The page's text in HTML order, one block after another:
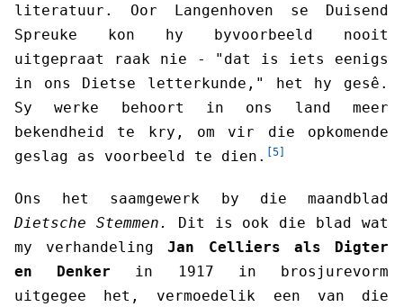
literatuur. Oor Langenhoven se Duisend
Spreuke kon hy byvoorbeeld nooit
uitgepraat raak nie - "dat is iets eenigs
in ons Dietse letterkunde," het hy gesê.
Sy werke behoort in ons land meer
bekendheid te kry, om vir die opkomende
geslag as voorbeeld te dien. [5]
Ons het saamgewerk by die maandblad
Dietsche Stemmen.
Dit is ook die blad wat
my verhandelingJan Celliers als Digter
en Denker in 1917 in brosjurevorm
uitgegee het, vermoedelik een van die